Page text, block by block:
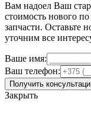
Вам надоел Ваш
стоимость нового
запчасти. Оставьте
уточним все
Ваше имя:
Ваш телефон:
Получить
Закрыть